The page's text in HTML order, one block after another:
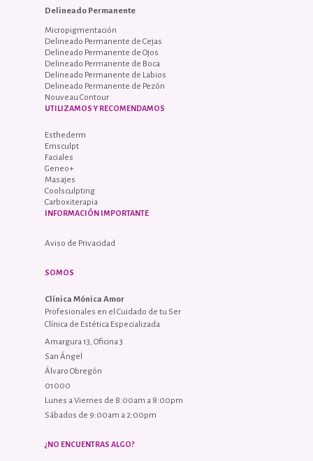
Delineado Permanente
Micropigmentación
Delineado Permanente de Cejas
Delineado Permanente de Ojos
Delineado Permanente de Boca
Delineado Permanente de Labios
Delineado Permanente de Pezón
Nouveau Contour
UTILIZAMOS Y RECOMENDAMOS
Esthederm
Emsculpt
Faciales
Geneo+
Masajes
Coolsculpting
Carboxiterapia
INFORMACIÓN IMPORTANTE
Aviso de Privacidad
SOMOS
Clínica Mónica Amor
Profesionales en el Cuidado de tu Ser
Clínica de Estética Especializada
Amargura 13, Oficina 3
San Ángel
Álvaro Obregón
01000
Lunes a Viernes de 8:00am a 8:00pm
Sábados de 9:00am a 2:00pm
¿NO ENCUENTRAS ALGO?